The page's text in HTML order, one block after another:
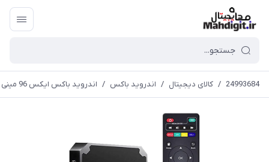
24993684
/ کالای دیجیتال / اندروید باکس / اندروید باکس ایکس 96 مینی ا Android Box X96 Mini